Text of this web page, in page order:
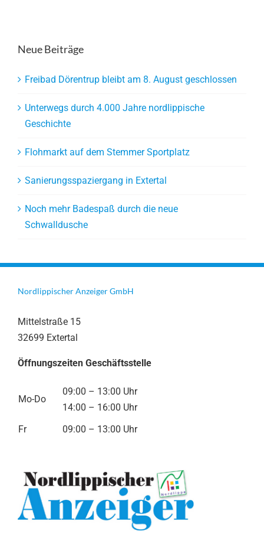
Neue Beiträge
Freibad Dörentrup bleibt am 8. August geschlossen
Unterwegs durch 4.000 Jahre nordlippische
Geschichte
Flohmarkt auf dem Stemmer Sportplatz
Sanierungsspaziergang in Extertal
Noch mehr Badespaß durch die neue
Schwalldusche
Nordlippischer Anzeiger GmbH
Mittelstraße 15
32699 Extertal
Öffnungszeiten Geschäftsstelle
Mo-Do
09:00 – 13:00 Uhr
14:00 – 16:00 Uhr
Fr
09:00 – 13:00 Uhr